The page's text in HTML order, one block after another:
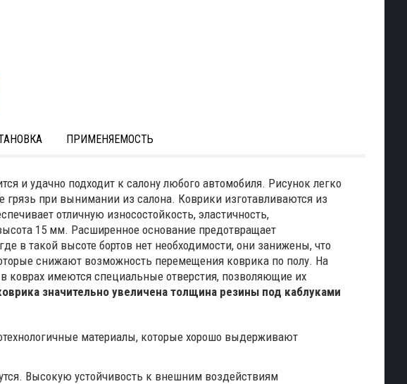
ПРИМЕНЯЕМОСТЬ
и удачно подходит к салону любого автомобиля. Рисунок легко
грязь при вынимании из салона. Коврики изготавливаются из
отличную износостойкость, эластичность,
15 мм. Расширенное основание предотвращает
в такой высоте бортов нет необходимости, они занижены, что
снижают возможность перемещения коврика по полу. На
коврах имеются специальные отверстия, позволяющие их
значительно увеличена толщина резины под каблуками
материалы, которые хорошо выдерживают
Высокую устойчивость к внешним воздействиям